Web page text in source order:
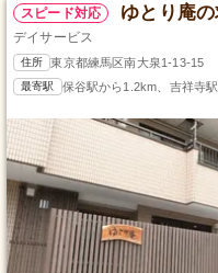
スピード対応 ゆとり庵の
デイサービス
住所 東京都練馬区南大泉1-13-15
最寄駅 保谷駅から1.2km、吉祥寺